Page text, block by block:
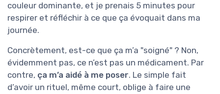
couleur dominante, et je prenais 5 minutes pour
respirer et réfléchir à ce que ça évoquait dans ma
journée.
Concrètement, est-ce que ça m’a "soigné" ? Non,
évidemment pas, ce n’est pas un médicament. Par
contre, ça m’a aidé à me poser. Le simple fait
d’avoir un rituel, même court, oblige à faire une